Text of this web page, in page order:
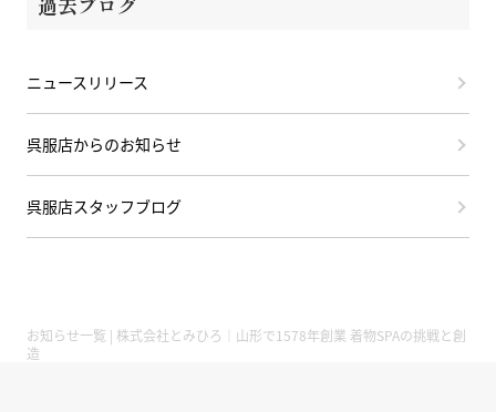
ニュースリリース
呉服店からのお知らせ
呉服店スタッフブログ
お知らせ一覧 | 株式会社とみひろ｜山形で1578年創業 着物SPAの挑戦と創
造